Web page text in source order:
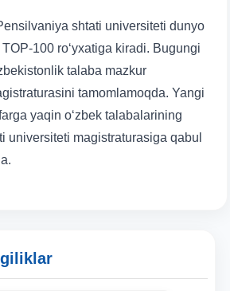
shtati universiteti dunyo
100 ro‘yxatiga kiradi. Bugungi
talaba mazkur
tamomlamoqda. Yangi
yaqin oʻzbek talabalarining
universiteti magistraturasiga qabul